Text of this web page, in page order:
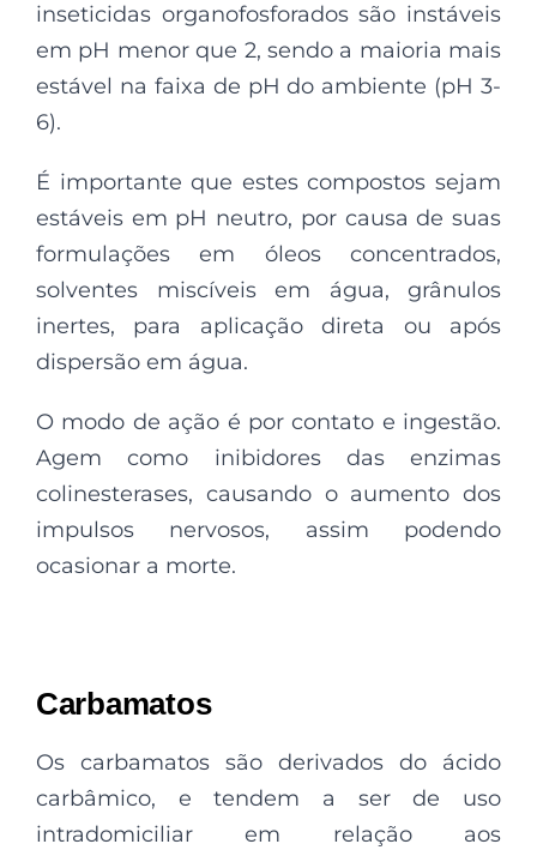
inseticidas organofosforados são instáveis
em pH menor que 2, sendo a maioria mais
estável na faixa de pH do ambiente (pH 3-
6).
É importante que estes compostos sejam
estáveis em pH neutro, por causa de suas
formulações em óleos concentrados,
solventes miscíveis em água, grânulos
inertes, para aplicação direta ou após
dispersão em água.
O modo de ação é por contato e ingestão.
Agem como inibidores das enzimas
colinesterases, causando o aumento dos
impulsos nervosos, assim podendo
ocasionar a morte.
Carbamatos
Os carbamatos são derivados do ácido
carbâmico, e tendem a ser de uso
intradomiciliar em relação aos